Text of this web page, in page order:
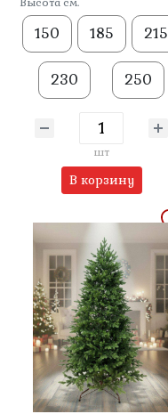
150 185 215
230 250
шт
В корзину